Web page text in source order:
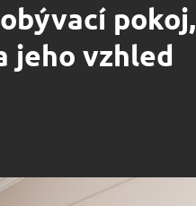
pokoj,
jeho vzhled